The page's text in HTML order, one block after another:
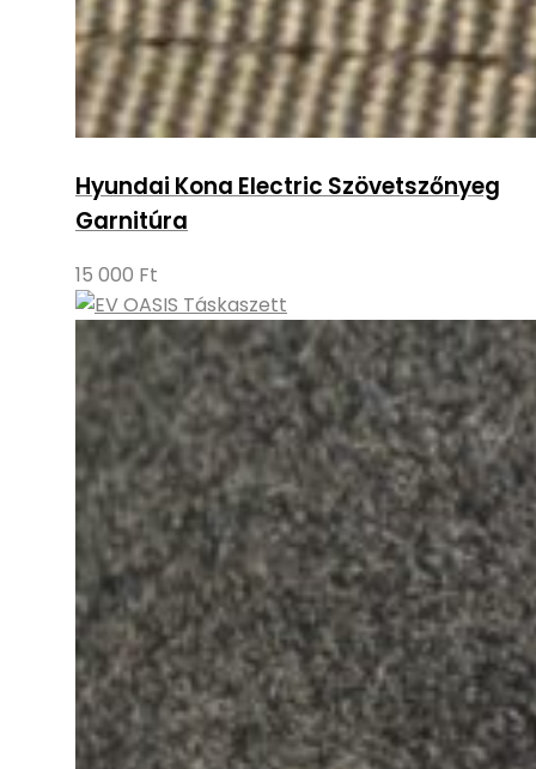
Hyundai Kona Electric Szövetszőnyeg
Garnitúra
15 000 Ft